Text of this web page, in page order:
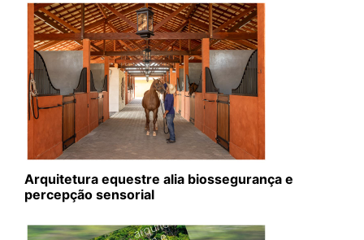
Arquitetura equestre alia biossegurança e
percepção sensorial